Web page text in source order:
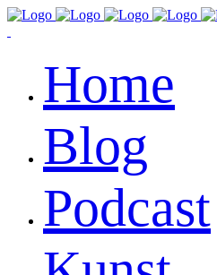
Home
Blog
Podcast